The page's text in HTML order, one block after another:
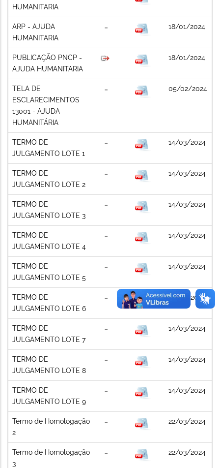
HUMANITARIA
ARP - AJUDA
HUMANITARIA
18/01/2024
PUBLICAÇÃO PNCP -
AJUDA HUMANITARIA
18/01/2024
TELA DE
ESCLARECIMENTOS
13001 - AJUDA
HUMANITÁRIA
05/02/2024
TERMO DE
JULGAMENTO LOTE 1
14/03/2024
TERMO DE
JULGAMENTO LOTE 2
14/03/2024
TERMO DE
JULGAMENTO LOTE 3
14/03/2024
TERMO DE
JULGAMENTO LOTE 4
14/03/2024
TERMO DE
JULGAMENTO LOTE 5
14/03/2024
TERMO DE
JULGAMENTO LOTE 6
14/03/2024
TERMO DE
JULGAMENTO LOTE 7
14/03/2024
TERMO DE
JULGAMENTO LOTE 8
14/03/2024
TERMO DE
JULGAMENTO LOTE 9
14/03/2024
Termo de Homologação
2
22/03/2024
Termo de Homologação
3
22/03/2024